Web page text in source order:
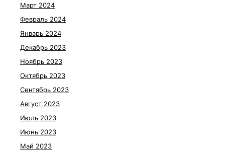
Март 2024
Февраль 2024
Январь 2024
Декабрь 2023
Ноябрь 2023
Октябрь 2023
Сентябрь 2023
Август 2023
Июль 2023
Июнь 2023
Май 2023